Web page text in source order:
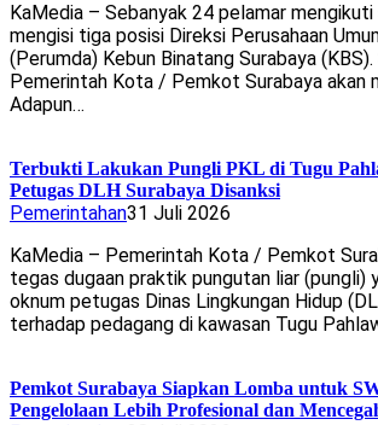
KaMedia – Sebanyak 24 pelamar
mengisi tiga posisi Direksi Perusahaan
(Perumda) Kebun Binatang Surabaya
Pemerintah Kota / Pemkot Surabaya akan
Adapun…
Terbukti Lakukan Pungli PKL di Tugu
Petugas DLH Surabaya Disanksi
Pemerintahan31 Juli 2026
KaMedia – Pemerintah Kota / Pemkot
tegas dugaan praktik pungutan liar (pungli)
oknum petugas Dinas Lingkungan Hidup
terhadap pedagang di kawasan Tugu
Pemkot Surabaya Siapkan Lomba untuk
Pengelolaan Lebih Profesional dan